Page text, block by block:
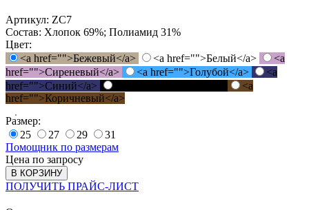
Артикул: ZC7
Состав: Хлопок 69%; Полиамид 31%
Цвет:
<a href="">Бежевый</a>
<a href="">Белый</a>
<a
href="">Сиреневый</a>
<a href="">Голубой</a>
<a
href="">Синий</a>
<a
href="">Коричневый</a>
Размер:
25
27 29
31
Помощник по размерам
Цена по запросу
В КОРЗИНУ
ПОЛУЧИТЬ ПРАЙС-ЛИСТ